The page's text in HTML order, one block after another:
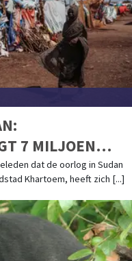
7 MILJOEN
dat de oorlog in Sudan
Khartoem, heeft zich [...]